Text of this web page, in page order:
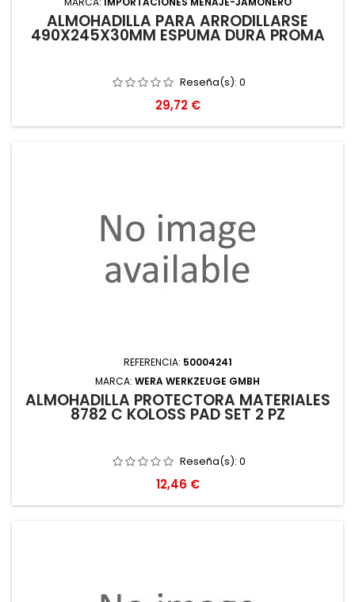
ALMOHADILLA PARA ARRODILLARSE
490X245X30MM ESPUMA DURA PROMA
Reseña(s): 0
Precio
29,72 €
REFERENCIA: 50004241
MARCA: WERA WERKZEUGE GMBH
ALMOHADILLA PROTECTORA MATERIALES
8782 C KOLOSS PAD SET 2 PZ
Reseña(s): 0
Precio
12,46 €